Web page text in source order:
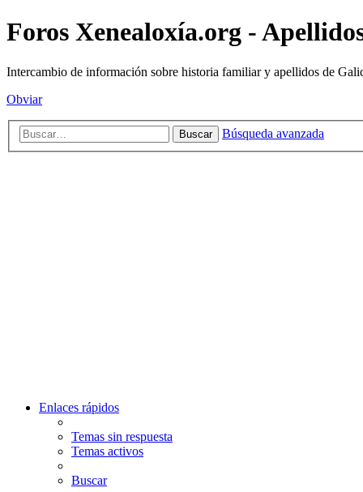
Foros Xenealoxía.org -
Intercambio de información sobre historia familiar y apellidos de
Obviar
Buscar Búsqueda avanzada
Enlaces rápidos
Temas sin respuesta
Temas activos
Buscar